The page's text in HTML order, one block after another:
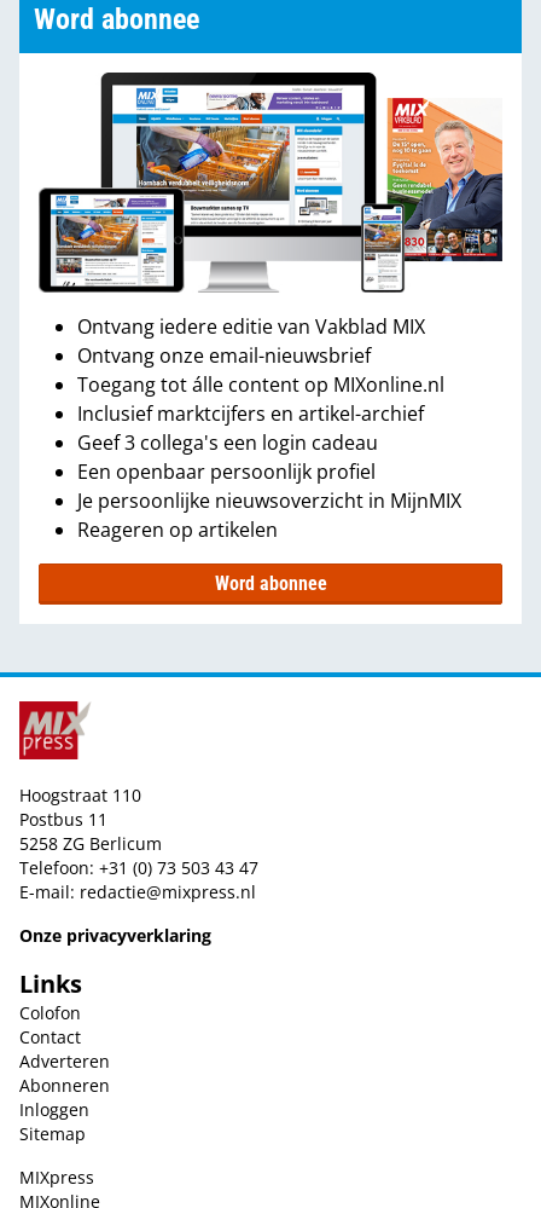
Word abonnee
Ontvang iedere editie van Vakblad MIX
Ontvang onze email-nieuwsbrief
Toegang tot álle content op MIXonline.nl
Inclusief marktcijfers en artikel-archief
Geef 3 collega's een login cadeau
Een openbaar persoonlijk profiel
Je persoonlijke nieuwsoverzicht in MijnMIX
Reageren op artikelen
Word abonnee
Hoogstraat 110
Postbus 11
5258 ZG Berlicum
Telefoon: +31 (0) 73 503 43 47
E-mail: redactie@mixpress.nl
Onze privacyverklaring
Links
Colofon
Contact
Adverteren
Abonneren
Inloggen
Sitemap
MIXpress
MIXonline